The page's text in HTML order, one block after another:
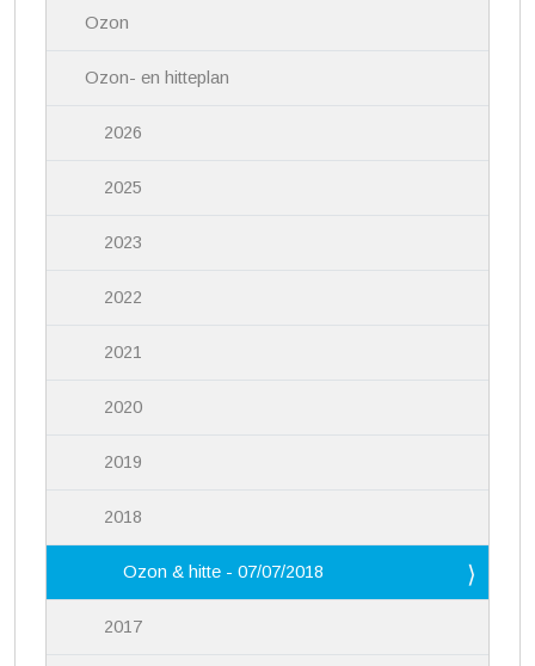
Ozon
Ozon- en hitteplan
2026
2025
2023
2022
2021
2020
2019
2018
Ozon & hitte - 07/07/2018
2017